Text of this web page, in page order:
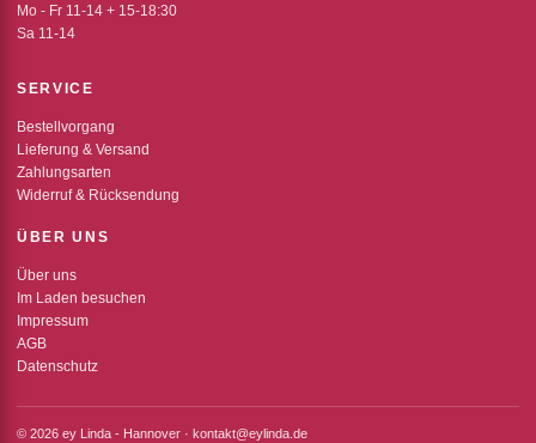
Mo - Fr 11-14 + 15-18:30
Sa 11-14
SERVICE
Bestellvorgang
Lieferung & Versand
Zahlungsarten
Widerruf & Rücksendung
ÜBER UNS
Über uns
Im Laden besuchen
Impressum
AGB
Datenschutz
© 2026 ey Linda - Hannover · kontakt@eylinda.de